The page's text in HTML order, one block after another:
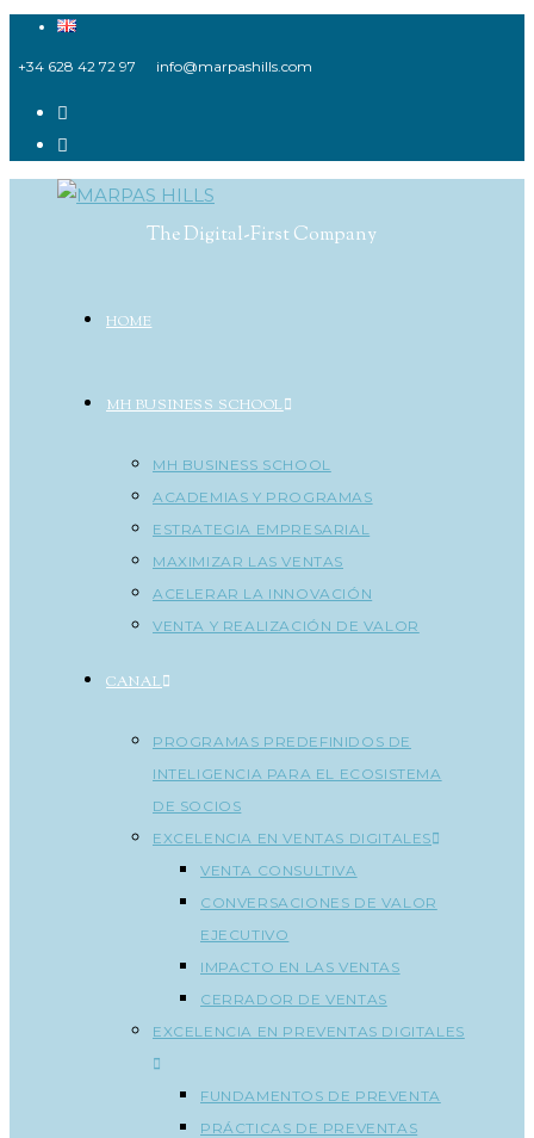
al
+34 628 42 72 97 info@marpashills.com
The Digital-First Company
HOME
MH BUSINESS SCHOOL
MH BUSINESS SCHOOL
ACADEMIAS Y PROGRAMAS
ESTRATEGIA EMPRESARIAL
MAXIMIZAR LAS VENTAS
ACELERAR LA INNOVACIÓN
VENTA Y REALIZACIÓN DE VALOR
CANAL
PROGRAMAS PREDEFINIDOS DE
INTELIGENCIA PARA EL ECOSISTEMA
DE SOCIOS
EXCELENCIA EN VENTAS DIGITALES
VENTA CONSULTIVA
CONVERSACIONES DE VALOR
EJECUTIVO
IMPACTO EN LAS VENTAS
CERRADOR DE VENTAS
EXCELENCIA EN PREVENTAS DIGITALES
FUNDAMENTOS DE PREVENTA
PRÁCTICAS DE PREVENTAS